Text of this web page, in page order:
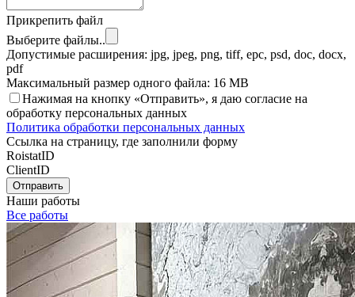
Прикрепить файл
Выберите файлы..
Допустимые расширения: jpg, jpeg, png, tiff, epc, psd, doc, docx,
pdf
Максимальный размер одного файла: 16 MB
Нажимая на кнопку «Отправить», я даю согласие на
обработку персональных данных
Политика обработки персональных данных
Ссылка на страницу, где заполнили форму
RoistatID
ClientID
Отправить
Наши работы
Все работы